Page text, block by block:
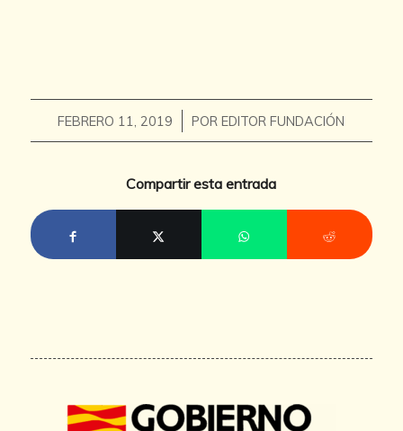
FEBRERO 11, 2019
/ POREDITOR FUNDACIÓN
Compartir esta entrada